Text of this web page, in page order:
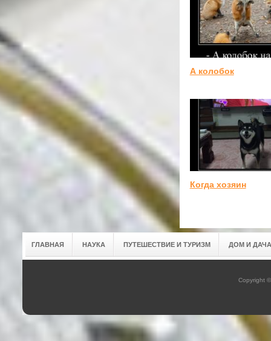
А колобок
Когда хозяин
ГЛАВНАЯ НАУКА ПУТЕШЕСТВИЕ И ТУРИЗМ ДОМ И ДАЧА
Copyright